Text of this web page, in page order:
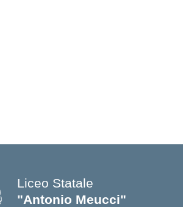
Liceo Statale
"Antonio Meucci"